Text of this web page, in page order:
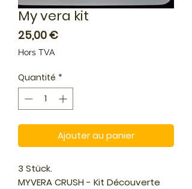
My vera kit
25,00 €Prix
Hors TVA
Quantité *
Ajouter au panier
3 Stück.
MYVERA CRUSH - Kit Découverte